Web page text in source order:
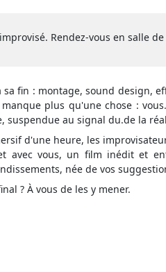
Rendez-vous en salle
sa fin : montage, sound design,
plus qu'une chose :
suspendue au signal du.de la
d'une heure, les
avec vous, un film inédit et
née de vos
? À vous de les y mener.